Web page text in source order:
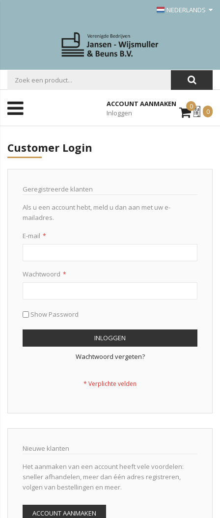
NEDERLANDS
ACCOUNT AANMAKEN
Inloggen
0Mijn
Offerte
0
Customer Login
Geregistreerde klanten
Als u een account hebt, meld u dan aan met uw e-
mailadres.
E-mail
Wachtwoord
Show Password
INLOGGEN
Wachtwoord vergeten?
Nieuwe klanten
Het aanmaken van een account heeft vele voordelen:
sneller afhandelen, meer dan één adres registreren,
volgen van bestellingen en meer.
ACCOUNT AANMAKEN